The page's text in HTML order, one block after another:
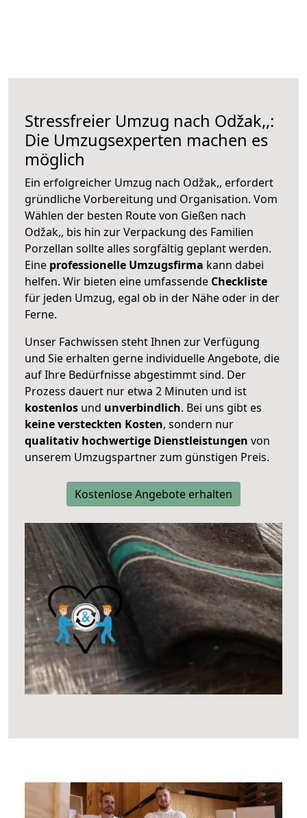
Stressfreier Umzug nach Odžak,,:
Die Umzugsexperten machen es
möglich
Ein erfolgreicher Umzug nach Odžak,, erfordert
gründliche Vorbereitung und Organisation. Vom
Wählen der besten Route von Gießen nach
Odžak,, bis hin zur Verpackung des Familien
Porzellan sollte alles sorgfältig geplant werden.
Eine professionelle Umzugsfirma kann dabei
helfen. Wir bieten eine umfassende Checkliste
für jeden Umzug, egal ob in der Nähe oder in der
Ferne.
Unser Fachwissen steht Ihnen zur Verfügung
und Sie erhalten gerne individuelle Angebote, die
auf Ihre Bedürfnisse abgestimmt sind. Der
Prozess dauert nur etwa 2 Minuten und ist
kostenlos und unverbindlich. Bei uns gibt es
keine versteckten Kosten, sondern nur
qualitativ hochwertige Dienstleistungen von
unserem Umzugspartner zum günstigen Preis.
Kostenlose Angebote erhalten